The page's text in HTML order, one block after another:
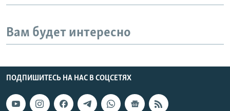
Вам будет интересно
ПОДПИШИТЕСЬ НА НАС В СОЦСЕТЯХ